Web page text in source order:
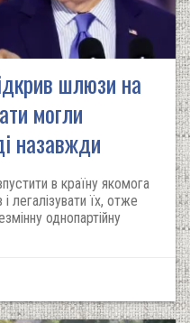
шлюзи на
могли
назавжди
в країну якомога
легалізувати їх, отже
однопартійну